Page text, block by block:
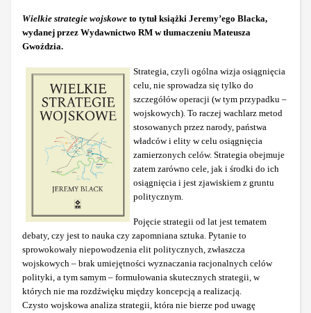
Wielkie strategie wojskowe to tytuł książki Jeremy’ego Blacka,
wydanej przez Wydawnictwo RM w tłumaczeniu Mateusza
Gwoździa.
Strategia, czyli ogólna wizja osiągnięcia
celu, nie sprowadza się tylko do
szczegółów operacji (w tym przypadku –
wojskowych). To raczej wachlarz metod
stosowanych przez narody, państwa
władców i elity w celu osiągnięcia
zamierzonych celów. Strategia obejmuje
zatem zarówno cele, jak i środki do ich
osiągnięcia i jest zjawiskiem z gruntu
politycznym.
Pojęcie strategii od lat jest tematem
debaty, czy jest to nauka czy zapomniana sztuka. Pytanie to
sprowokowały niepowodzenia elit politycznych, zwłaszcza
wojskowych – brak umiejętności wyznaczania racjonalnych celów
polityki, a tym samym – formułowania skutecznych strategii, w
których nie ma rozdźwięku między koncepcją a realizacją.
Czysto wojskowa analiza strategii, która nie bierze pod uwagę